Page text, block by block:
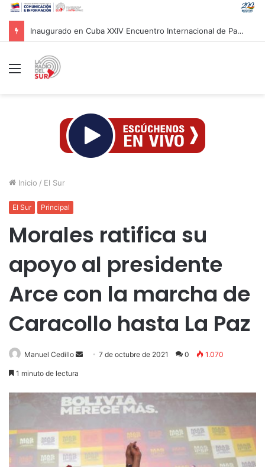
Movimientos sociales rechazan investidura presidencial en Colombia
Menú
Inicio / El Sur
El Sur Principal
Morales ratifica su
apoyo al presidente
Arce con la marcha de
Caracollo hasta La Paz
Manuel Cedillo
Send7 de octubre de 2021 0 1.070
1 minuto de lectura